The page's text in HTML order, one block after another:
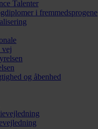
Talenter
i fremmedsprogene
vej
og åbenhed